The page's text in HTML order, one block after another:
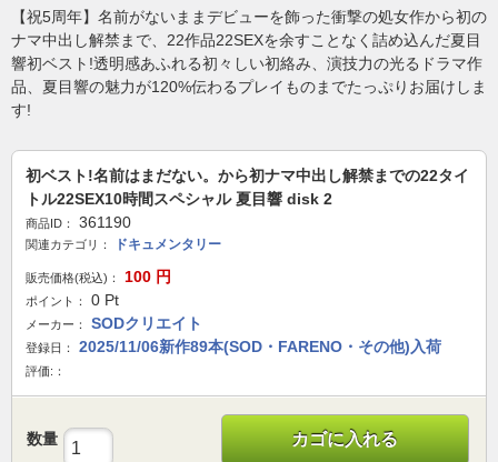
【祝5周年】名前がないままデビューを飾った衝撃の処女作から初の
ナマ中出し解禁まで、22作品22SEXを余すことなく詰め込んだ夏目
響初ベスト!透明感あふれる初々しい初絡み、演技力の光るドラマ作
品、夏目響の魅力が120%伝わるプレイものまでたっぷりお届けしま
す!
初ベスト!名前はまだない。から初ナマ中出し解禁までの22タイ
トル22SEX10時間スペシャル 夏目響 disk 2
商品ID： 361190
関連カテゴリ： ドキュメンタリー
販売価格(税込)： 100 円
ポイント： 0 Pt
メーカー： SODクリエイト
登録日： 2025/11/06新作89本(SOD・FARENO・その他)入荷
評価:：
数量 カゴに入れる